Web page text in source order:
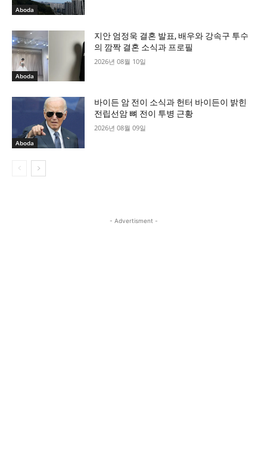
Aboda
Aboda
지안 엄정욱 결혼 발표, 배우와 강속구 투수
의 깜짝 결혼 소식과 프로필
2026년 08월 10일
Aboda
바이든 암 전이 소식과 헌터 바이든이 밝힌
전립선암 뼈 전이 투병 근황
2026년 08월 09일
- Advertisment -